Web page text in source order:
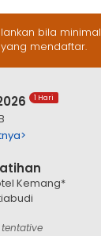
bila minimal
mendaftar.
1 Hari
Kemang*